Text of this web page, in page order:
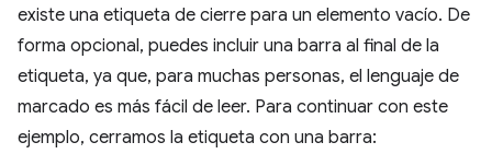
existe una etiqueta de cierre para un elemento vacío. De
forma opcional, puedes incluir una barra al final de la
etiqueta, ya que, para muchas personas, el lenguaje de
marcado es más fácil de leer. Para continuar con este
ejemplo, cerramos la etiqueta con una barra: